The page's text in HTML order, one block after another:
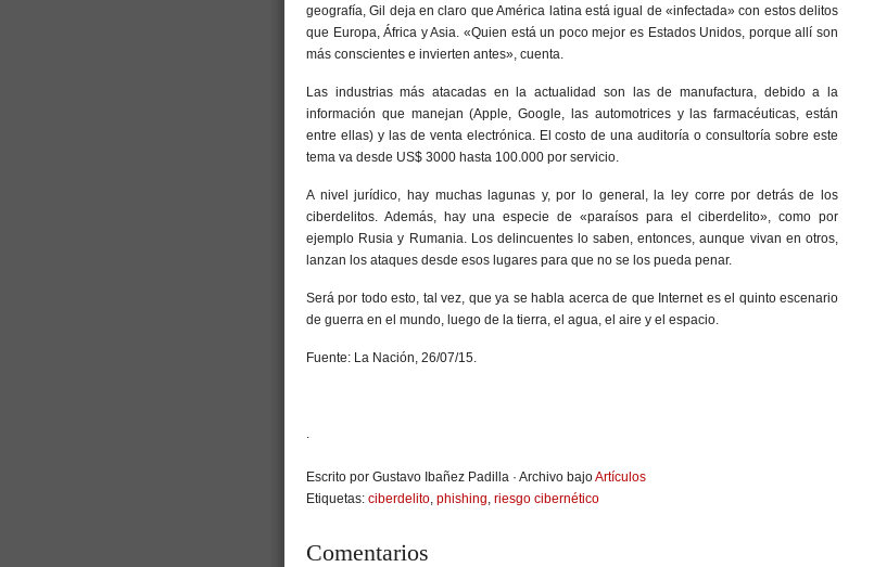
geografía, Gil deja en claro que América latina está igual de «infectada» con estos delitos
que Europa, África y Asia. «Quien está un poco mejor es Estados Unidos, porque allí son
más conscientes e invierten antes», cuenta.
Las industrias más atacadas en la actualidad son las de manufactura, debido a la
información que manejan (Apple, Google, las automotrices y las farmacéuticas, están
entre ellas) y las de venta electrónica. El costo de una auditoría o consultoría sobre este
tema va desde US$ 3000 hasta 100.000 por servicio.
A nivel jurídico, hay muchas lagunas y, por lo general, la ley corre por detrás de los
ciberdelitos. Además, hay una especie de «paraísos para el ciberdelito», como por
ejemplo Rusia y Rumania. Los delincuentes lo saben, entonces, aunque vivan en otros,
lanzan los ataques desde esos lugares para que no se los pueda penar.
Será por todo esto, tal vez, que ya se habla acerca de que Internet es el quinto escenario
de guerra en el mundo, luego de la tierra, el agua, el aire y el espacio.
Fuente: La Nación, 26/07/15.
.
Escrito por Gustavo Ibañez Padilla · Archivo bajoArtículos
Etiquetas: ciberdelito, phishing, riesgo cibernético
Comentarios